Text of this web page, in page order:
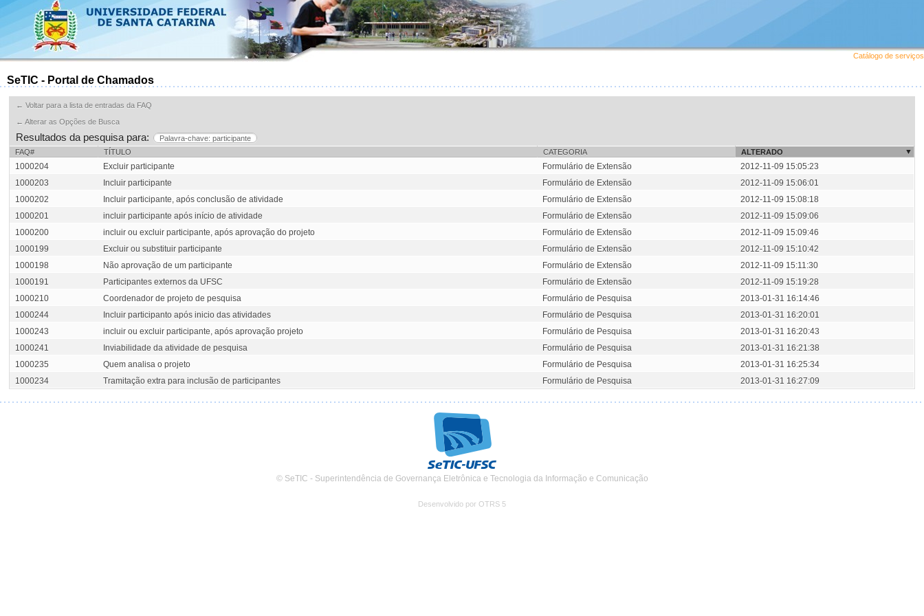
Catálogo de serviços
SeTIC - Portal de Chamados
← Voltar para a lista de entradas da FAQ
← Alterar as Opções de Busca
Resultados da pesquisa para:
Palavra-chave: participante
FAQ#
TÍTULO CATEGORIA ALTERADO
1000204 Excluir participante Formulário de Extensão
2012-11-09 15:05:23
1000203
Incluir participante Formulário de Extensão
2012-11-09 15:06:01
1000202
Incluir participante, após conclusão de atividade Formulário de Extensão
2012-11-09 15:08:18
1000201
incluir participante após início de atividade Formulário de Extensão
2012-11-09 15:09:06
1000200
incluir ou excluir participante, após aprovação do projeto Formulário de Extensão
2012-11-09 15:09:46
1000199
Excluir ou substituir participante Formulário de Extensão
2012-11-09 15:10:42
1000198
Não aprovação de um participante Formulário de Extensão
2012-11-09 15:11:30
1000191
Participantes externos da UFSC Formulário de Extensão
2012-11-09 15:19:28
1000210
Coordenador de projeto de pesquisa Formulário de Pesquisa
2013-01-31 16:14:46
1000244
Incluir participanto após inicio das atividades Formulário de Pesquisa
2013-01-31 16:20:01
1000243
incluir ou excluir participante, após aprovação projeto Formulário de Pesquisa
2013-01-31 16:20:43
1000241
Inviabilidade da atividade de pesquisa Formulário de Pesquisa
2013-01-31 16:21:38
1000235
Quem analisa o projeto Formulário de Pesquisa
2013-01-31 16:25:34
1000234
Tramitação extra para inclusão de participantes Formulário de Pesquisa 2013-01-31 16:27:09
© SeTIC - Superintendência de Governança Eletrônica e Tecnologia da Informação e Comunicação
Desenvolvido por OTRS 5